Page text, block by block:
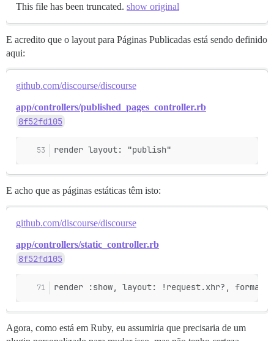
This file has been truncated. show original
E acredito que o layout para Páginas Publicadas está sendo definido
aqui:
github.com/discourse/discourse
app/controllers/published_pages_controller.rb
8f52fd105
render layout: "publish"
E acho que as páginas estáticas têm isto:
github.com/discourse/discourse
app/controllers/static_controller.rb
8f52fd105
render :show, layout: !request.xhr?,
Agora, como está em Ruby, eu assumiria que precisaria de um